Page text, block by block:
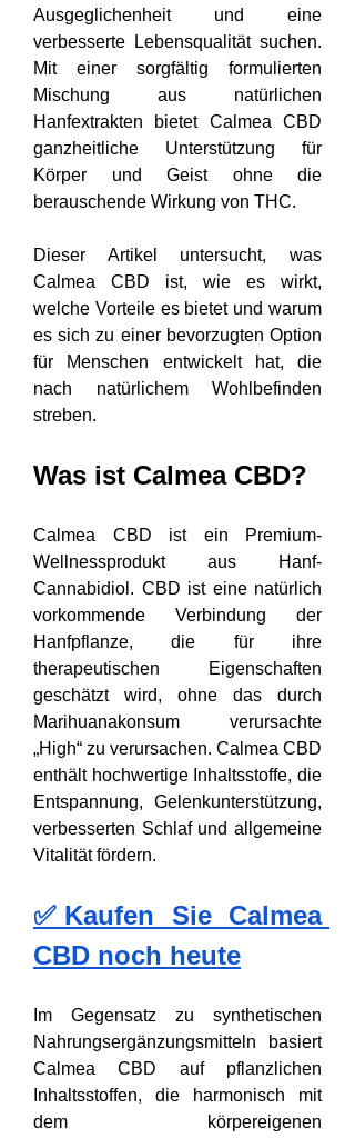
Ausgeglichenheit und eine
verbesserte Lebensqualität suchen.
Mit einer sorgfältig formulierten
Mischung aus natürlichen
Hanfextrakten bietet Calmea CBD
ganzheitliche Unterstützung für
Körper und Geist ohne die
berauschende Wirkung von THC.
Dieser Artikel untersucht, was
Calmea CBD ist, wie es wirkt,
welche Vorteile es bietet und warum
es sich zu einer bevorzugten Option
für Menschen entwickelt hat, die
nach natürlichem Wohlbefinden
streben.
Was ist Calmea CBD?
Calmea CBD ist ein Premium-
Wellnessprodukt aus Hanf-
Cannabidiol. CBD ist eine natürlich
vorkommende Verbindung der
Hanfpflanze, die für ihre
therapeutischen Eigenschaften
geschätzt wird, ohne das durch
Marihuanakonsum verursachte
„High“ zu verursachen. Calmea CBD
enthält hochwertige Inhaltsstoffe, die
Entspannung, Gelenkunterstützung,
verbesserten Schlaf und allgemeine
Vitalität fördern.
✅Kaufen Sie Calmea
CBD noch heute
Im Gegensatz zu synthetischen
Nahrungsergänzungsmitteln basiert
Calmea CBD auf pflanzlichen
Inhaltsstoffen, die harmonisch mit
dem körpereigenen